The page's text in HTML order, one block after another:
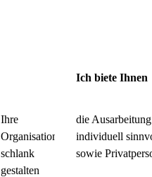
Ihre
Organisation
schlank
gestalten
Ich biete Ihnen
die
individuell
sowie